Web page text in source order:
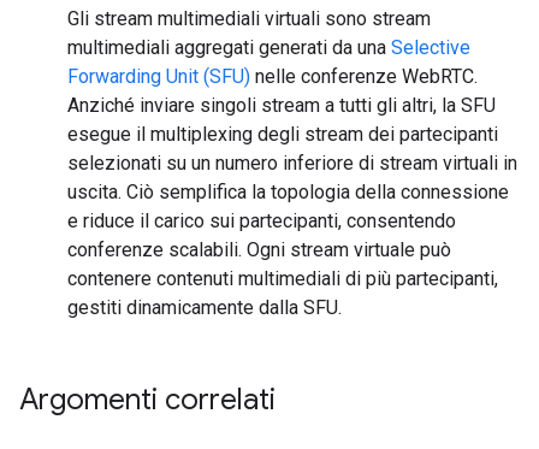
Gli stream multimediali virtuali sono stream
multimediali aggregati generati da una Selective
Forwarding Unit (SFU) nelle conferenze WebRTC.
Anziché inviare singoli stream a tutti gli altri, la SFU
esegue il multiplexing degli stream dei partecipanti
selezionati su un numero inferiore di stream virtuali in
uscita. Ciò semplifica la topologia della connessione
e riduce il carico sui partecipanti, consentendo
conferenze scalabili. Ogni stream virtuale può
contenere contenuti multimediali di più partecipanti,
gestiti dinamicamente dalla SFU.
Argomenti correlati